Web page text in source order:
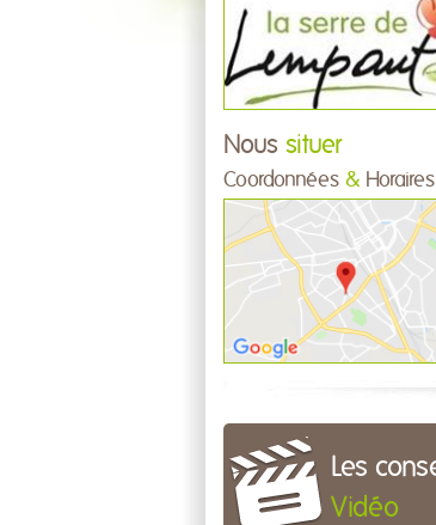
Nous situer
Coordonnées & Horaires
Les
Vidéo